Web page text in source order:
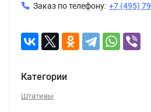
Заказ по телефону: +7 (495)
Категории
Штативы